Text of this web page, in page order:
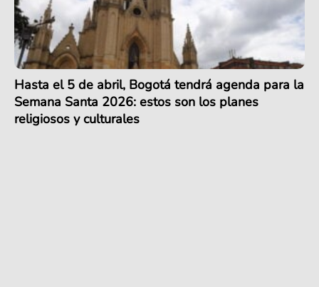
Hasta el 5 de abril, Bogotá tendrá agenda para la
Semana Santa 2026: estos son los planes
religiosos y culturales